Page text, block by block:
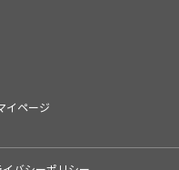
イページ